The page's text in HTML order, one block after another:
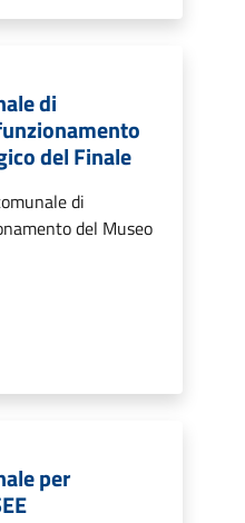
di
del Finale
di
del Museo
per